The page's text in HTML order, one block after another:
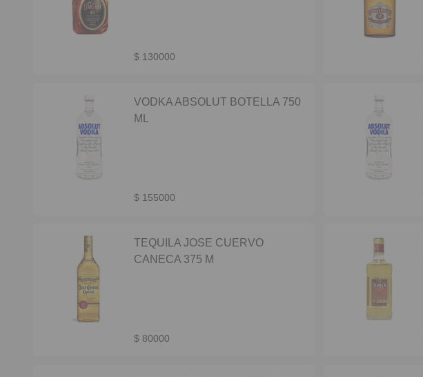
$ 130000
VODKA ABSOLUT BOTELLA 750
ML
$ 155000
TEQUILA JOSE CUERVO
CANECA 375 M
$ 80000